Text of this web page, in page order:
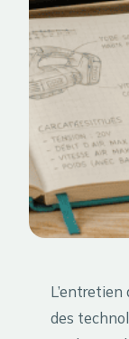
L’entretien
des